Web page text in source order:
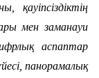
қауіпсіздіктің
мен заманауи
аспаптар
панорамалық